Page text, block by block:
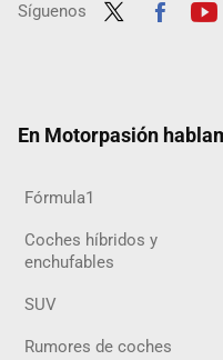
Síguenos
En Motorpasión
Fórmula1
Coches híbridos y
enchufables
SUV
Rumores de coches